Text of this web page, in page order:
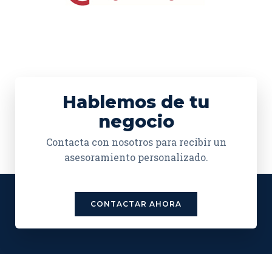
Hablemos de tu
negocio
Contacta con nosotros para recibir un
asesoramiento personalizado.
CONTACTAR AHORA